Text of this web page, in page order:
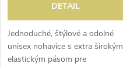
d
u
u
DETAIL
Jednoduché, štýlové a odolné
unisex nohavice s extra širokým
elastickým pásom pre